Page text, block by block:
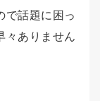
で話題に困っ
々ありません